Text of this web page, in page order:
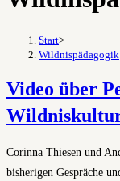
Start>
Wildnispädagogik
Video über
Corinna Thiesen und
bisherigen Gespräche